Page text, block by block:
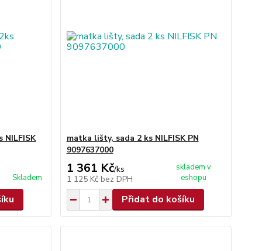
Skladem
matka lišty, sada 2 ks NILFISK PN
9097637000
1 361 Kč/ks
1 125 Kč bez DPH
skladem v
eshopu
Přidat do košíku